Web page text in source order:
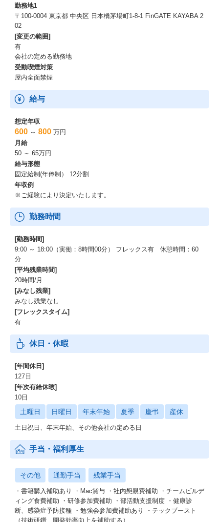
勤務地1
〒100-0004 東京都 中央区 日本橋茅場町1-8-1 FinGATE KAYABA 2
02
[変更の範囲]
有
会社の定める勤務地
受動喫煙対策
屋内全面禁煙
給与
想定年収
600 ～ 800 万円
月給
50 ～ 65万円
給与形態
固定給制(年俸制） 12分割
年収例
※ご経験により決定いたします。
勤務時間
[勤務時間]
9:00 ～ 18:00（実働：8時間00分） フレックス有 休憩時間：60
分
[平均残業時間]
20時間/月
[みなし残業]
みなし残業なし
[フレックスタイム]
有
休日・休暇
[年間休日]
127日
[年次有給休暇]
10日
土曜日 日曜日 年末年始 夏季 慶弔 産休
土日祝日、年末年始、その他会社の定める日
手当・福利厚生
その他 通勤手当 残業手当
・書籍購入補助あり ・Mac貸与 ・社内懇親費補助 ・チームビルデ
ィング食費補助 ・研修参加費補助 ・部活動支援制度 ・健康診
断、感染症予防接種 ・勉強会参加費補助あり ・テックブースト
（技術研鑽、開発効率向上を補助する）